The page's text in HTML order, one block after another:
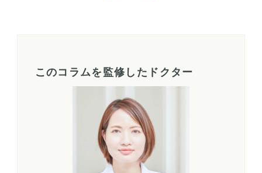
o
k
r
このコラムを監修したドクター